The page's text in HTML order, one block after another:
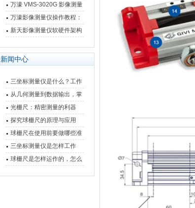
影像测量仪选型指南
万濠 VMS-3020G 影像测量
仪技术规格与应用解析
万濠影像测量仪操作教程：
从开机到出报告，新手也能
新天影像测量仪软硬件架构
新闻中心
三坐标测量仪是什么？工作
原理、分类与核心功能一次
讲清
从几何测量到数据输出，掌
握万濠影像测量仪的六大核
心能力
光栅尺：精密测量的利器
探究球栅尺的原理与应用
球栅尺在使用前要做哪些准
备工作？
三坐标测量仪是怎样工作
的，功能有什么优势？
球栅尺是怎样运作的，怎么